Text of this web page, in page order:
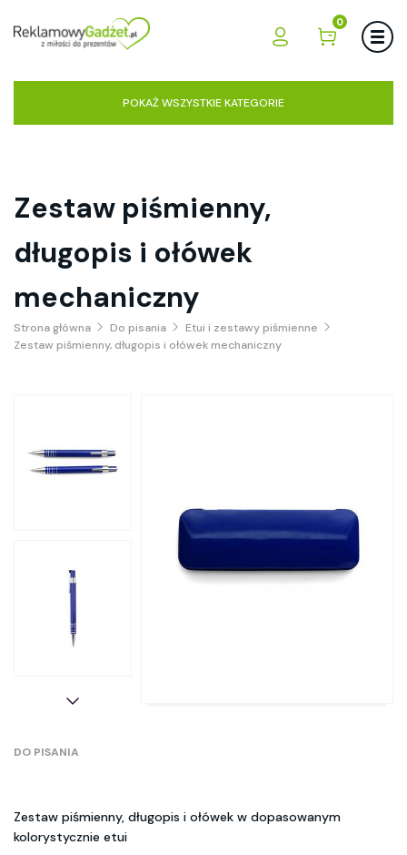
0
POKAŻ WSZYSTKIE KATEGORIE
Zestaw piśmienny,
długopis i ołówek
mechaniczny
Strona główna Do pisania
Etui i zestawy piśmienne
Zestaw piśmienny, długopis i ołówek mechaniczny
DO PISANIA
Zestaw piśmienny, długopis i ołówek w dopasowanym
kolorystycznie etui